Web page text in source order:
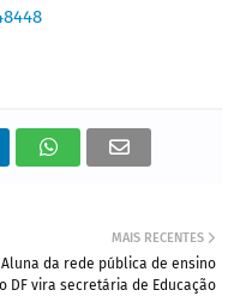
MAIS RECENTES
Aluna da rede pública de ensino
DF vira secretária de Educação